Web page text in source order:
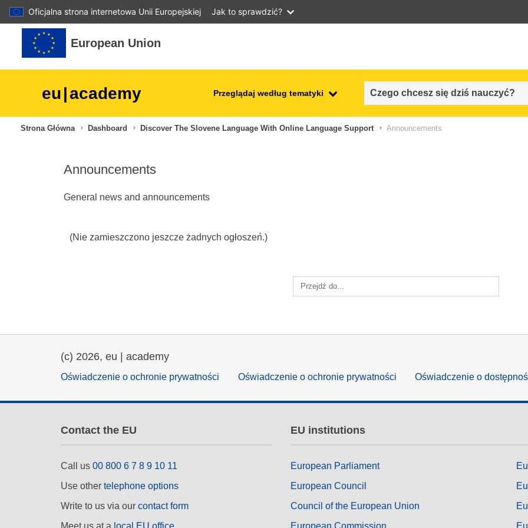
Oficjalna strona internetowa Unii Europejskiej
Jak to sprawdzić?
Przejdź do głównej zawartości
European Union
eu|academy Przeglądaj według tematyki
agriculture & rural development
children & youth
cities, urban & regional
data, digital & technology
employment, trade and the
language & culture
Strona Główna Dashboard Discover The Slovene Language With Online Language Support Announcements
Announcements
General news and announcements
(Nie zamieszczono jeszcze żadnych ogłoszeń.)
Przejdź do...
(c) 2026, eu | academy
Oświadczenie o ochronie prywatności Oświadczenie o ochronie prywatności Oświadczenie o
Contact the EU
Call us 00 800 6 7 8 9 10 11
Use other telephone options
Write to us via our contact form
EU institutions
European Parliament
European Council
Council of the European Union